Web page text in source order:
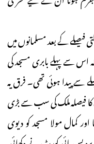
فیصلے کے بعد مسلمانوں میں
اس سے پہلے بابری مسجد کی
سے پیدا ہوئی تھی۔ فرق یہ
کا فیصلہ ملک کی سب سے بڑی
کمال مولا مسجد کو دیوی